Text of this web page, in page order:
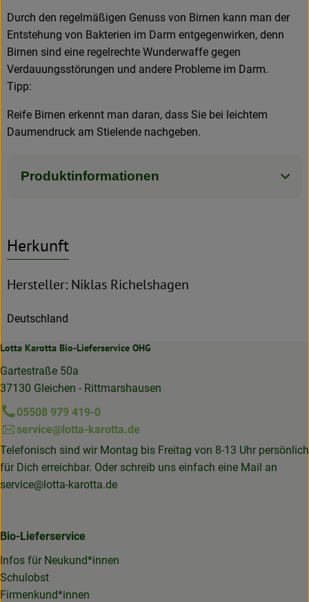
Durch den regelmäßigen Genuss von Birnen kann man der
Entstehung von Bakterien im Darm entgegenwirken, denn
Birnen sind eine regelrechte Wunderwaffe gegen
Verdauungsstörungen und andere Probleme im Darm.
Tipp:
Reife Birnen erkennt man daran, dass Sie bei leichtem
Daumendruck am Stielende nachgeben.
Produktinformationen
Herkunft
Hersteller: Niklas Richelshagen
Deutschland
Lotta Karotta Bio-Lieferservice OHG
Gartestraße 50a
37130 Gleichen - Rittmarshausen
05508 979 419-0
service@lotta-karotta.de
Telefonisch sind wir Montag bis Freitag von 8-13 Uhr persönlich
für Dich erreichbar. Oder schreib uns einfach eine Mail an
service@lotta-karotta.de
Bio-Lieferservice
Infos für Neukund*innen
Schulobst
Firmenkund*innen